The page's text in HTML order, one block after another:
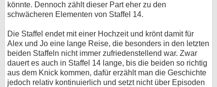
könnte. Dennoch zählt dieser Part eher zu den
schwächeren Elementen von Staffel 14.
Die Staffel endet mit einer Hochzeit und krönt damit für
Alex und Jo eine lange Reise, die besonders in den letzten
beiden Staffeln nicht immer zufriedenstellend war. Zwar
dauert es auch in Staffel 14 lange, bis die beiden so richtig
aus dem Knick kommen, dafür erzählt man die Geschichte
jedoch relativ kontinuierlich und setzt nicht über Episoden